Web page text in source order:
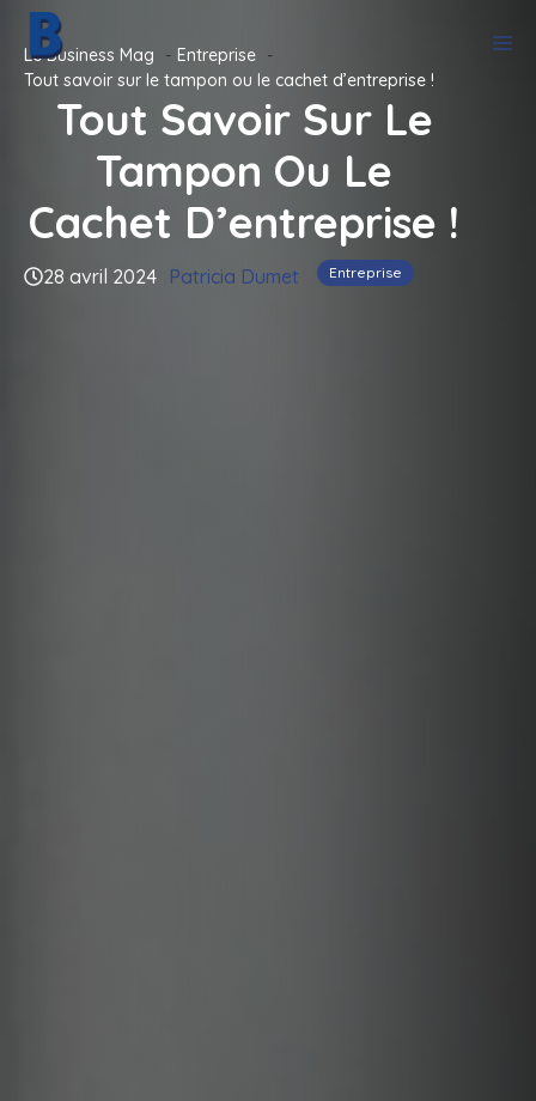
Aller
au
contenu
Le Business Mag
Entreprise
Tout savoir sur le tampon ou le cachet d’entreprise !
Tout Savoir Sur Le
Tampon Ou Le
Cachet D’entreprise !
28 avril 2024 Patricia Dumet Entreprise